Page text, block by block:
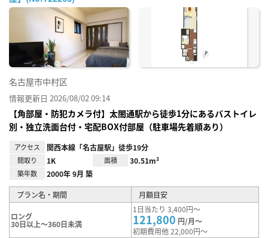
に入
名古屋市中村区
情報更新日 2026/08/02 09:14
【角部屋・防犯カメラ付】太閤通駅から徒歩1分にあるバストイレ
別・独立洗面台付・宅配BOX付部屋（駐車場先着順あり）
アクセス 関西本線「名古屋駅」徒歩19分
間取り 1K 面積 30.51m²
築年数 2000年 9月 築
プラン名・期間 月額目安
ロング
30日以上～360日未満
1日当たり 3,400円～
121,800 円/月～
初期費用他 22,000円～